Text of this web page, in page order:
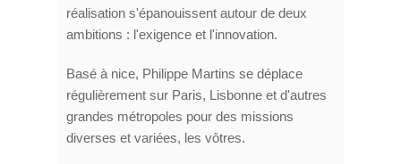
réalisation s'épanouissent autour de deux
ambitions : l'exigence et l'innovation.
Basé à nice, Philippe Martins se déplace
régulièrement sur Paris, Lisbonne et d'autres
grandes métropoles pour des missions
diverses et variées, les vôtres.